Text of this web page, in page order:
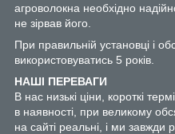
агроволокна необхідно
не зірвав його.
При правильній установці і
використовуватись 5 років.
НАШІ ПЕРЕВАГИ
В нас низькі ціни, короткі
в наявності, при великому
на сайті реальні, і ми завжди